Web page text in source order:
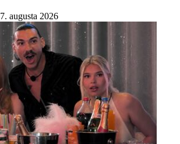
7. augusta 2026